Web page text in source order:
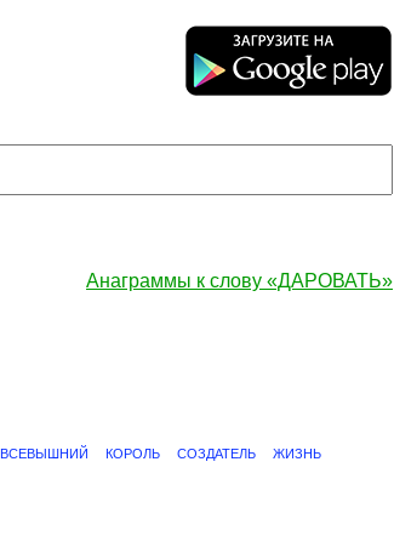
Анаграммы к слову «ДАРОВАТЬ»
ВСЕВЫШНИЙ КОРОЛЬ СОЗДАТЕЛЬ ЖИЗНЬ